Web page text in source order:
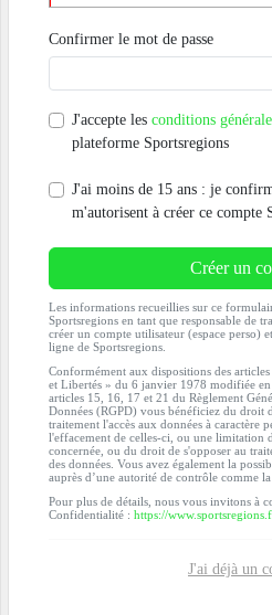
Confirmer le mot de passe
J'accepte les conditions
plateforme Sportsregions
J'ai moins de 15 ans : je
m'autorisent à créer ce compte
Créer un
Les informations recueillies sur ce
Sportsregions en tant que responsable de
créer un compte utilisateur (espace perso)
ligne de Sportsregions.
Conformément aux dispositions des
et Libertés » du 6 janvier 1978 modifiée
articles 15, 16, 17 et 21 du Règlement
Données (RGPD) vous bénéficiez du droit
traitement l'accès aux données à caractère
l'effacement de celles-ci, ou une limitation
concernée, ou du droit de s'opposer au
des données. Vous avez également la
auprès d’une autorité de contrôle comme
Pour plus de détails, nous vous invitons à
Confidentialité : https://
J'ai déjà un